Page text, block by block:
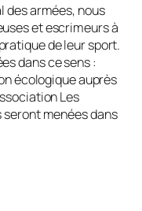
des armées, nous
et escrimeurs à
de leur sport.
dans ce sens :
écologique auprès
Les
menées dans